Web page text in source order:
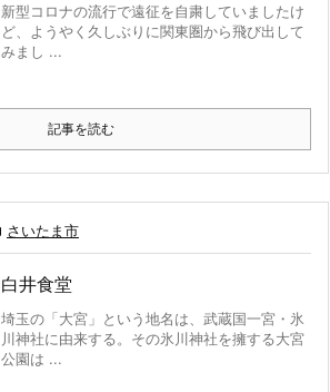
新型コロナの流行で遠征を自粛していましたけ
ど、ようやく久しぶりに関東圏から飛び出して
みまし ...
記事を読む
さいたま市
白井食堂
埼玉の「大宮」という地名は、武蔵国一宮・氷
川神社に由来する。その氷川神社を擁する大宮
公園は ...